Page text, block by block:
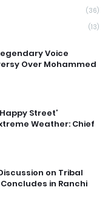
(36)
(13)
Voice
Over Mohammed
Street’
Weather: Chief
on Tribal
in Ranchi